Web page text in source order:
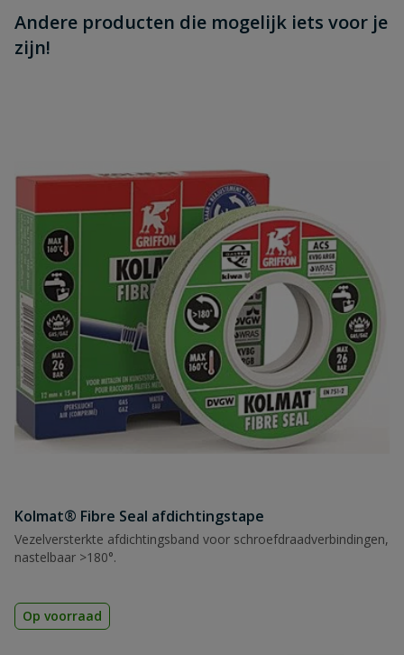
Andere producten die mogelijk iets voor je
zijn!
Kolmat® Fibre Seal afdichtingstape
Vezelversterkte afdichtingsband voor schroefdraadverbindingen,
nastelbaar >180°.
Op voorraad